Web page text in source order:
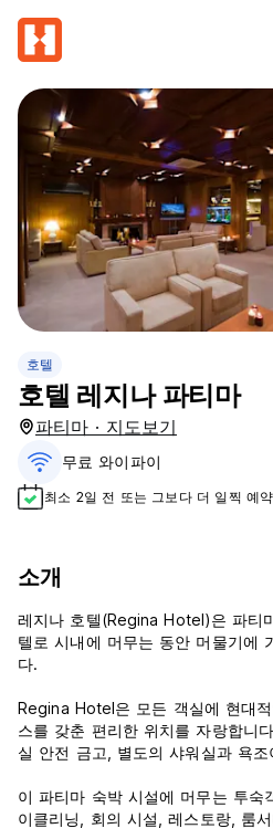
호텔
호텔 레지나 파티마
파티마 · 지도보기
무료 와이파이
최소 2일 전 또는 그보다 더 일찍 예
소개
레지나 호텔(Regina Hotel)은 파티
텔로 시내에 머무는 동안 머물기에
다.
Regina Hotel은 모든 객실에 현대
스를 갖춘 편리한 위치를 자랑합니
실 안전 금고, 별도의 샤워실과 욕
이 파티마 숙박 시설에 머무는 투
이클리닝, 회의 시설, 레스토랑, 룸